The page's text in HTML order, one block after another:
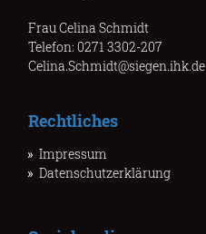
Frau Celina Schmidt
Telefon: 0271 3302-207
Celina.Schmidt@siegen.ihk.de
Rechtliches
Impressum
Datenschutzerklärung